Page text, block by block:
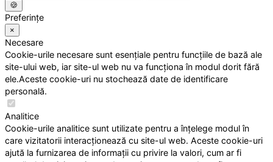
🍪
Preferințe
×
Necesare
Cookie-urile necesare sunt esențiale pentru funcțiile de bază ale
site-ului web, iar site-ul web nu va funcționa în modul dorit fără
ele.Aceste cookie-uri nu stochează date de identificare
personală.
Analitice
Cookie-urile analitice sunt utilizate pentru a înțelege modul în
care vizitatorii interacționează cu site-ul web. Aceste cookie-uri
ajută la furnizarea de informații cu privire la valori, cum ar fi